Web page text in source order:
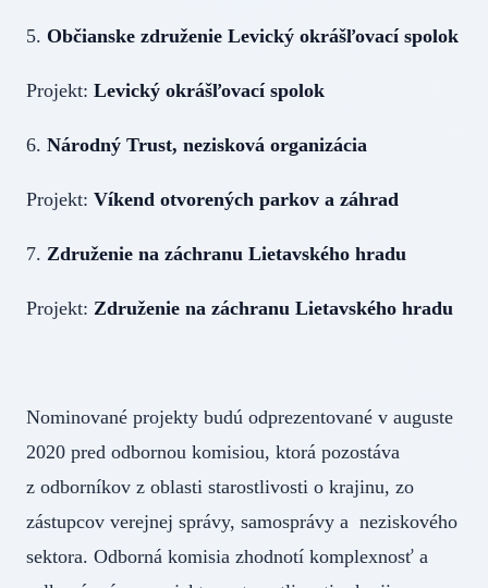
5. Občianske združenie Levický okrášľovací spolok
Projekt: Levický okrášľovací spolok
6. Národný Trust, nezisková organizácia
Projekt: Víkend otvorených parkov a záhrad
7. Združenie na záchranu Lietavského hradu
Projekt: Združenie na záchranu Lietavského hradu
Nominované projekty budú odprezentované v auguste
2020 pred odbornou komisiou, ktorá pozostáva
z odborníkov z oblasti starostlivosti o krajinu, zo
zástupcov verejnej správy, samosprávy a neziskového
sektora. Odborná komisia zhodnotí komplexnosť a